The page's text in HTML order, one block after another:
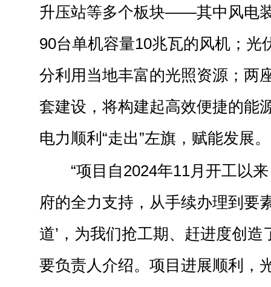
升压站等多个板块——其中风电
90台单机容量10兆瓦的风机；光
分利用当地丰富的光照资源；两
套建设，将构建起高效便捷的能
电力顺利“走出”左旗，赋能发展。
“项目自2024年11月开工以
府的全力支持，从手续办理到要
道’，为我们抢工期、赶进度创造
要负责人介绍。项目进展顺利，